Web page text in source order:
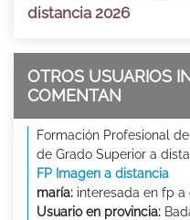
distancia 2026
OTROS USUARIOS
COMENTAN
Formación Profesional
de Grado Superior a
FP Imagen a distancia
maría: interesada en fp a
Usuario en provincia: